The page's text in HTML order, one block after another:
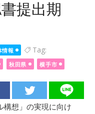
提出期
情報 Tag:
秋田県 横手市
構想」の実現に向け